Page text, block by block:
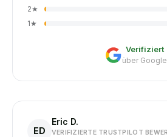
2★
1★
Verifiziert
über Google
ED
Eric D.
VERIFIZIERTE TRUSTPILOT